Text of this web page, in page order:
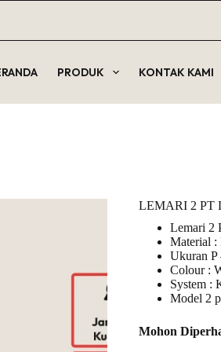
seluruh situs web ini, untuk mengelola
PRODUK KONTAK KAMI
LEMARI 2 PT
Lemari 2
Material :
Ukuran P
Colour :
System :
Model 2
Mohon